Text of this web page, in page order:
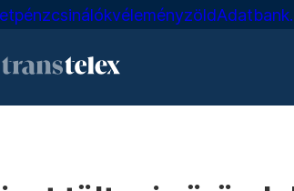
pénzcsinálókvéleményzöld